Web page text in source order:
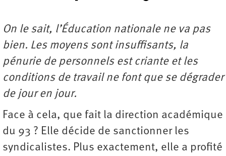
On le sait, l’Éducation nationale ne va pas
bien. Les moyens sont insuffisants, la
pénurie de personnels est criante et les
conditions de travail ne font que se dégrader
de jour en jour.
Face à cela, que fait la direction académique
du 93 ? Elle décide de sanctionner les
syndicalistes. Plus exactement, elle a profité